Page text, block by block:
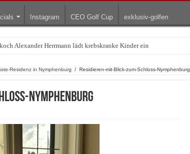
Instagram CEO Golf Cup exklusiv-golfen
Alexander Herrmann lädt krebskranke Kinder ein
der Lingerie-Branche wurde
Residenz in Nymphenburg / Residieren-mit-Blick-zum-Schloss-Nymphenburg
Nymphenburg